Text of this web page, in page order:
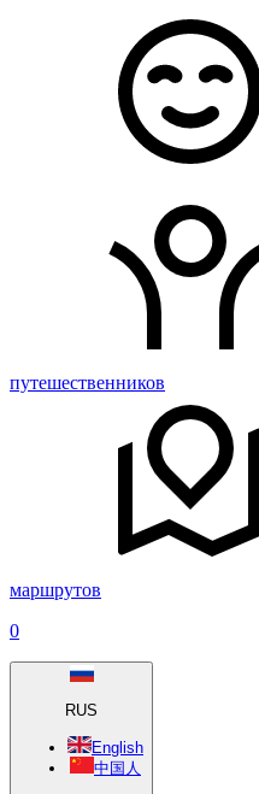
путешественников
маршрутов
0
RUS
English
中国人